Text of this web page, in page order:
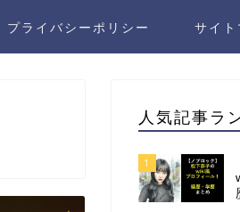
プライバシーポリシー サイ
人気記事ラ
1